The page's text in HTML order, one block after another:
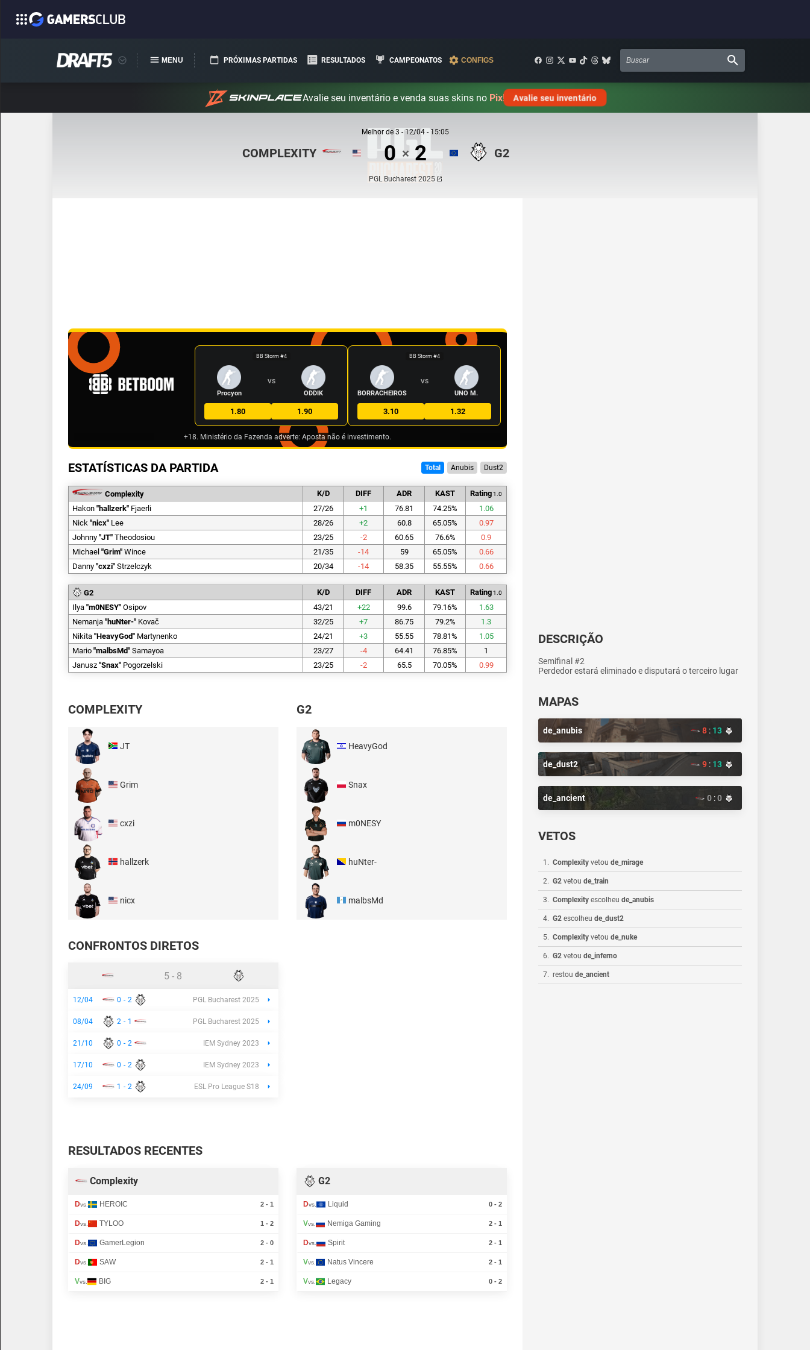
MENU PRÓXIMAS PARTIDAS RESULTADOS CAMPEONATOS CONFIGS
Avalie seu inventário e venda suas skins no Pix! Avalie seu inventário
Melhor de 3 -12/04 - 15:05
COMPLEXITY 0 ✕ 2 G2
PGL Bucharest 2025
BB Storm #4
Procyon
VS
ODDIK
1.80 1.90
BB Storm #4
BORRACHEIROS
VS
UNO M.
3.10 1.32
+18. Ministério da Fazenda adverte: Aposta não é investimento.
ESTATÍSTICAS DA PARTIDA Total Anubis Dust2
Complexity K/D DIFF ADR KAST Rating1.0
Hakon "hallzerk" Fjaerli 27/26 +1 76.81 74.25%
1.06
Nick "nicx" Lee 28/26 +2 60.8 65.05%
0.97
Johnny "JT" Theodosiou 23/25 -2 60.65 76.6%
0.9
Michael "Grim" Wince 21/35 -14 59 65.05%
0.66
Danny "cxzi" Strzelczyk 20/34 -14 58.35 55.55% 0.66
G2 K/D DIFF ADR KAST Rating1.0
Ilya "m0NESY" Osipov 43/21 +22 99.6 79.16%
1.63
Nemanja "huNter-" Kovač 32/25 +7 86.75 79.2%
1.3
Nikita "HeavyGod" Martynenko 24/21 +3 55.55 78.81%
1.05
Mario "malbsMd" Samayoa 23/27 -4 64.41 76.85%
1
Janusz "Snax" Pogorzelski 23/25 -2 65.5 70.05% 0.99
COMPLEXITY
JT
Grim
cxzi
hallzerk
nicx
G2
HeavyGod
Snax
m0NESY
huNter-
malbsMd
CONFRONTOS DIRETOS
5 - 8
12/04 0 - 2 PGL Bucharest 2025
08/04 2 - 1 PGL Bucharest 2025
21/10 0 - 2 IEM Sydney 2023
17/10 0 - 2 IEM Sydney 2023
24/09 1 - 2 ESL Pro League S18
RESULTADOS RECENTES
Complexity
Dvs. HEROIC 2 - 1
Dvs. TYLOO 1 - 2
Dvs. GamerLegion 2 - 0
Dvs. SAW 2 - 1
Vvs. BIG 2 - 1
G2
Dvs. Liquid 0 - 2
Vvs. Nemiga Gaming 2 - 1
Dvs. Spirit 2 - 1
Vvs. Natus Vincere 2 - 1
Vvs. Legacy 0 - 2
DESCRIÇÃO
Semifinal #2
Perdedor estará eliminado e disputará o terceiro lugar
MAPAS
de_anubis 8 : 13
de_dust2 9 : 13
de_ancient 0 :0
VETOS
1 . Complexity vetou de_mirage
2. G2 vetou de_train
3. Complexity escolheu de_anubis
4. G2 escolheu de_dust2
5. Complexity vetou de_nuke
6. G2 vetou de_inferno
7. restou de_ancient